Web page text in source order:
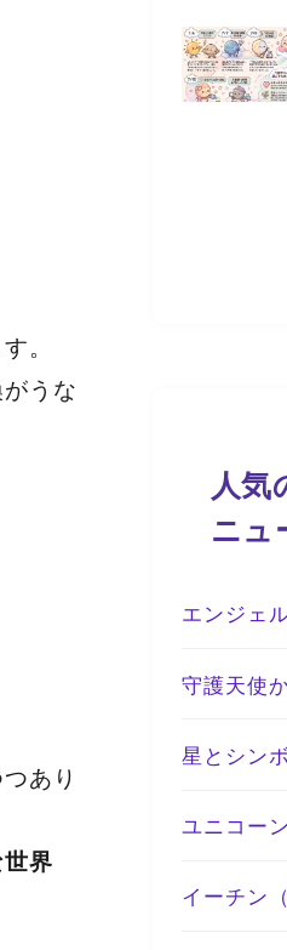
。
うな
あり
界
人気
ニュ
エンジェ
守護天使
星とシン
ユニコー
イーチン